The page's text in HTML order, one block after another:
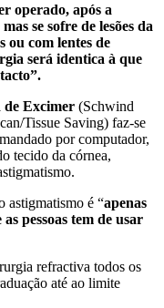
operado, após a
se sofre de lesões da
ou com lentes de
será identica à que
Excimer (Schwind
Tissue Saving) faz-se
por computador,
tecido da córnea,
o astigmatismo.
astigmatismo é “apenas
pessoas tem de usar
refractiva todos os
até ao limite